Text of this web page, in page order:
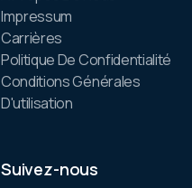
Impressum
Carrières
Politique De Confidentialité
Conditions Générales
D'utilisation
Suivez-nous